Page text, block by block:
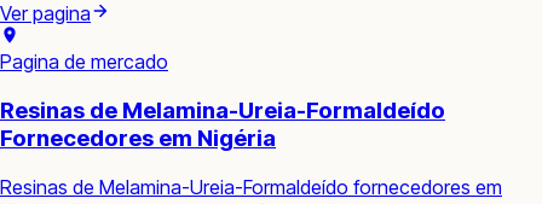
Ver pagina
Pagina de mercado
Resinas de Melamina-Ureia-Formaldeído
Fornecedores em Nigéria
Resinas de Melamina-Ureia-Formaldeído fornecedores em